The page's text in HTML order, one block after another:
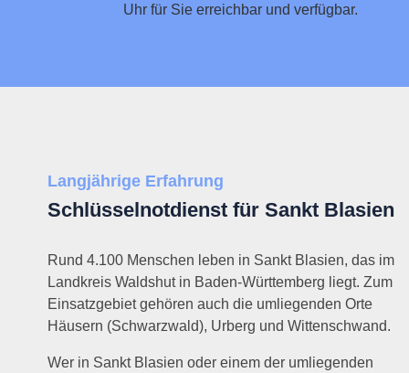
Uhr für Sie erreichbar und verfügbar.
Langjährige Erfahrung
Schlüsselnotdienst für Sankt Blasien
Rund 4.100 Menschen leben in Sankt Blasien, das im
Landkreis Waldshut in Baden-Württemberg liegt. Zum
Einsatzgebiet gehören auch die umliegenden Orte
Häusern (Schwarzwald), Urberg und Wittenschwand.
Wer in Sankt Blasien oder einem der umliegenden